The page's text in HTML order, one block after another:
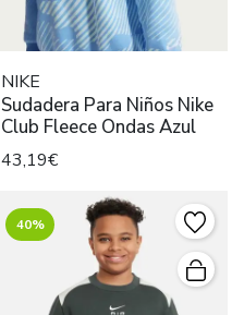
NIKE
Sudadera Para Niños Nike
Club Fleece Ondas Azul
43,19€
40%